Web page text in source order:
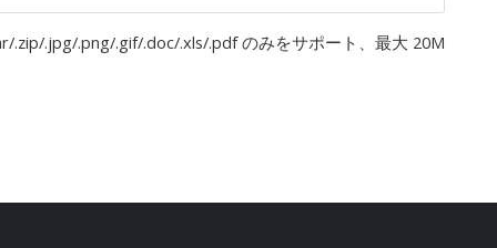
.zip/.jpg/.png/.gif/.doc/.xls/.pdf のみをサポート、最大 20M